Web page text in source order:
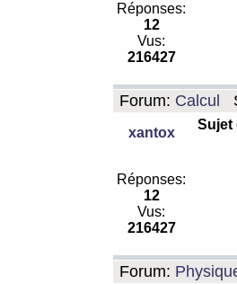
Réponses:
12
Vus:
216427
Forum: Calcul
xantox
Sujet
Réponses:
12
Vus:
216427
Forum: